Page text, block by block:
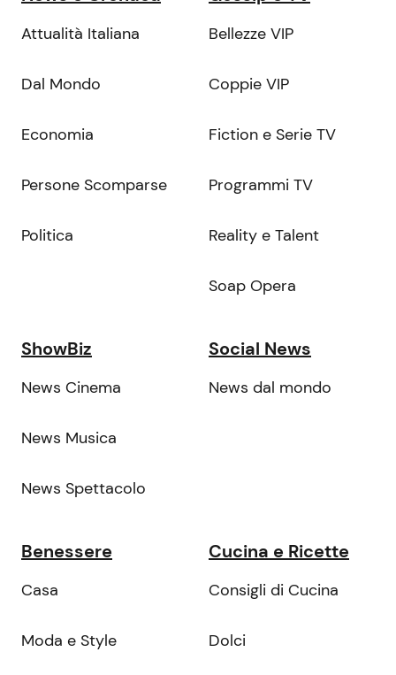
Attualità Italiana
Dal Mondo
Economia
Persone Scomparse
Politica
Bellezze VIP
Coppie VIP
Fiction e Serie TV
Programmi TV
Reality e Talent
Soap Opera
ShowBiz
News Cinema
News Musica
News Spettacolo
Social News
News dal mondo
Benessere
Casa
Moda e Style
Cucina e Ricette
Consigli di Cucina
Dolci